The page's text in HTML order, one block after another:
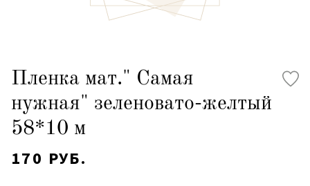
Пленка мат." Самая
нужная" зеленовато-желтый
58*10 м
170 РУБ.